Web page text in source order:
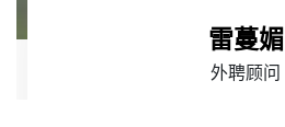
雷蔓媚
外聘顾问